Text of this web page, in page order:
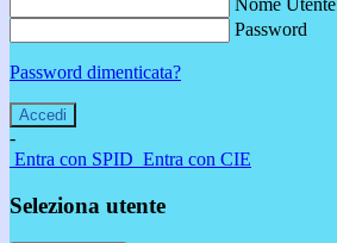
Nome Utente
Password
Password dimenticata?
-
Entra con SPID Entra con CIE
Seleziona utente